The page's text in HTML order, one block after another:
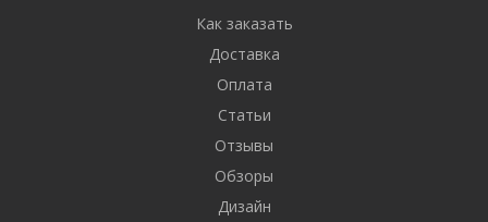
Как заказать
Доставка
Оплата
Статьи
Отзывы
Обзоры
Дизайн